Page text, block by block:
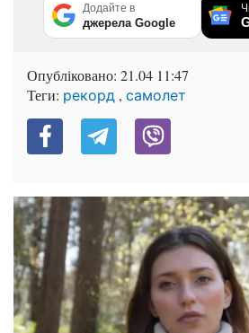
Додайте в
джерела Google
Опубліковано: 21.04 11:47
Теги: рекорд , самолет